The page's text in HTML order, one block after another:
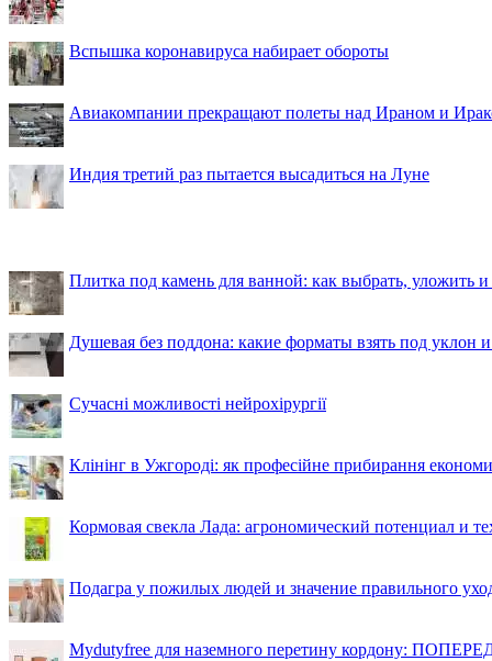
Вспышка коронавируса набирает обороты
Авиакомпании прекращают полеты над Ираном и
Индия третий раз пытается высадиться на Луне
Плитка под камень для ванной: как выбрать, уложить
Душевая без поддона: какие форматы взять под уклон
Сучасні можливості нейрохірургії
Клінінг в Ужгороді: як професійне прибирання
Кормовая свекла Лада: агрономический потенциал и
Подагра у пожилых людей и значение правильного
Mydutyfree для наземного перетину кордону: